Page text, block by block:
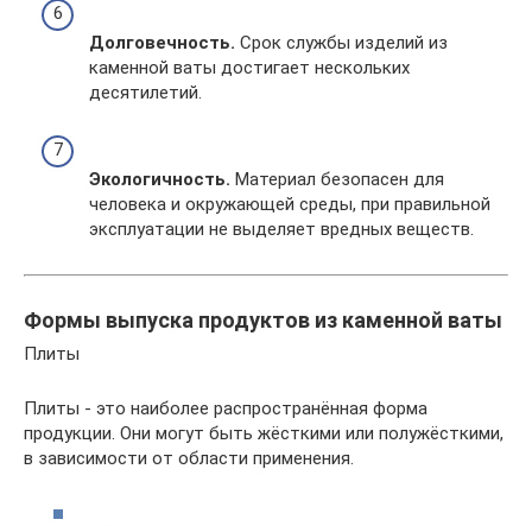
Долговечность. Срок службы изделий из
каменной ваты достигает нескольких
десятилетий.
Экологичность. Материал безопасен для
человека и окружающей среды, при правильной
эксплуатации не выделяет вредных веществ.
Формы выпуска продуктов из каменной ваты
Плиты
Плиты - это наиболее распространённая форма
продукции. Они могут быть жёсткими или полужёсткими,
в зависимости от области применения.